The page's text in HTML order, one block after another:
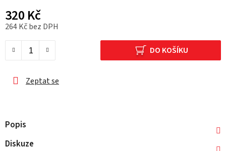
320 Kč
264 Kč bez DPH
DO KOŠÍKU
Zeptat se
Popis
Diskuze